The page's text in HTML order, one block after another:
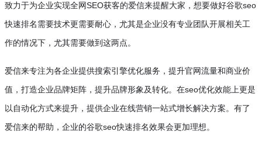
致力于为企业实现全网SEO获客的爱信来提醒大家，想要做好谷歌seo
快速排名需要技术更需要耐心，尤其是企业没有专业团队开展相关工
作的情况下，尤其需要做到这两点。
爱信来专注为各企业提供搜索引擎优化服务，提升官网流量和商业价
值，打造企业品牌矩阵，提升品牌形象及转化。在seo优化效能上更是
以自动化方式来提升，提供企业在线营销一站式增长解决方案。有了
爱信来的帮助，企业的谷歌seo快速排名效果会更加理想。